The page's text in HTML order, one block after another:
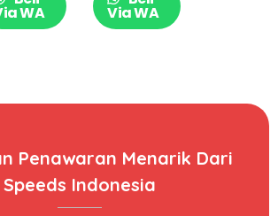
WA Via WA
Penawaran Menarik Dari
Speeds Indonesia